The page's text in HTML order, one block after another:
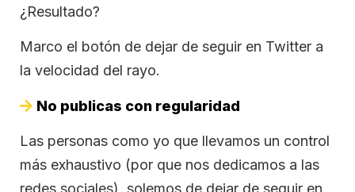
¿Resultado?
Marco el botón de dejar de seguir en Twitter a
la velocidad del rayo.
No publicas con regularidad
Las personas como yo que llevamos un control
más exhaustivo (por que nos dedicamos a las
redes sociales), solemos de dejar de seguir en